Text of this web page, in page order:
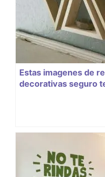
Estas imagenes de
decorativas seguro